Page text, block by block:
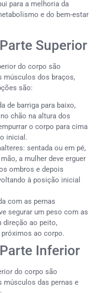
para a melhoria da
e do bem-estar
Superior
do corpo são
músculos dos braços,
são:
de barriga para baixo,
chão na altura dos
o corpo para cima
inicial.
sentada ou em pé,
a mulher deve erguer
ombros e depois
à posição inicial
com as pernas
segurar um peso com as
direção ao peito,
ao corpo.
Inferior
do corpo são
músculos das pernas e